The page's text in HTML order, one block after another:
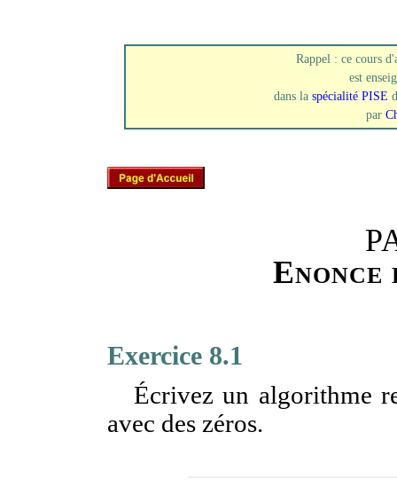
Rappel : ce cours
est
dans la spécialité PISE
par
Enonce
Exercice 8.1
Écrivez un algorithme
avec des zéros.